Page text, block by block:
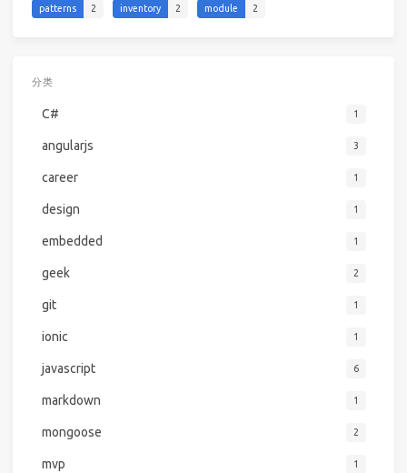
patterns 2 inventory 2 module 2
分类
C# 1
angularjs 3
career 1
design 1
embedded 1
geek 2
git 1
ionic 1
javascript 6
markdown 1
mongoose 2
mvp 1